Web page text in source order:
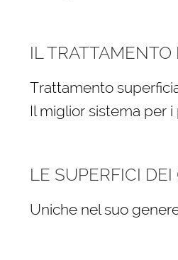
IL TRATTAMENTO
Trattamento
Il miglior sistema per
LE SUPERFICI DEI
Uniche nel suo